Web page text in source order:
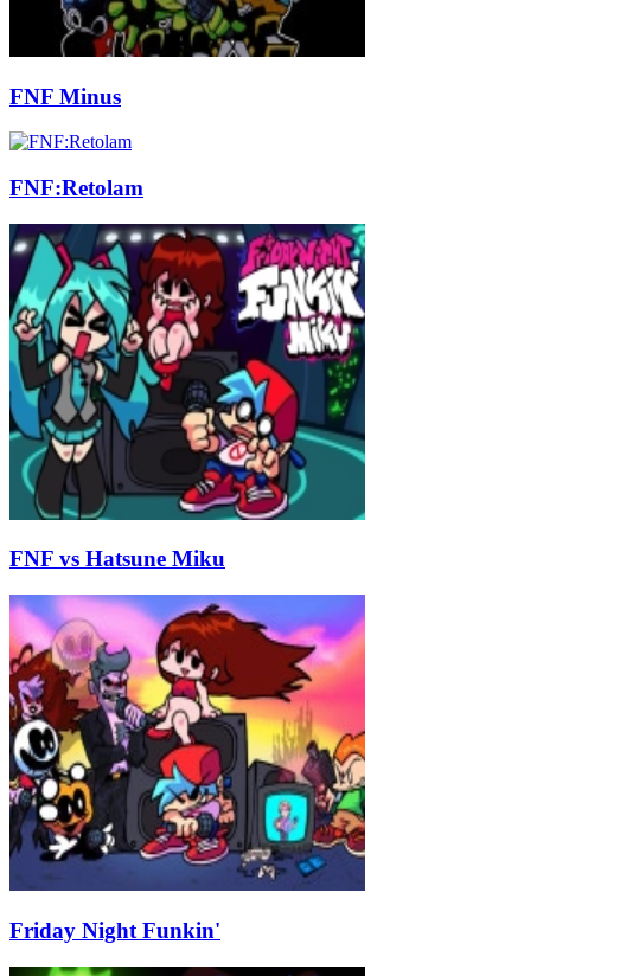
FNF Minus
FNF:Retolam
FNF vs Hatsune Miku
Friday Night Funkin'